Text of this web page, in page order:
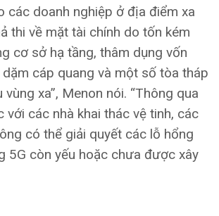
các doanh nghiệp ở địa điểm xa
thi về mặt tài chính do tốn kém
cơ sở hạ tầng, thâm dụng vốn
cáp quang và một số tòa tháp
xa”, Menon nói. “Thông qua
với các nhà khai thác vệ tinh, các
có thể giải quyết các lỗ hổng
5G còn yếu hoặc chưa được xây